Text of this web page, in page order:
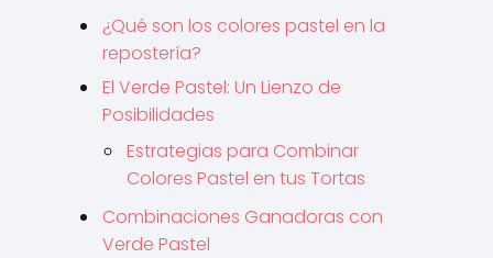
¿Qué son los colores pastel en la
repostería?
El Verde Pastel: Un Lienzo de
Posibilidades
Estrategias para Combinar
Colores Pastel en tus Tortas
Combinaciones Ganadoras con
Verde Pastel